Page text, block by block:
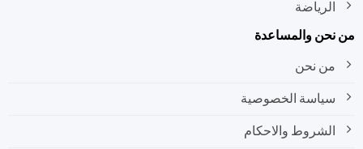
الرياضة
والمساعدة
من نحن
سياسة الخصوصية
الشروط والاحكام